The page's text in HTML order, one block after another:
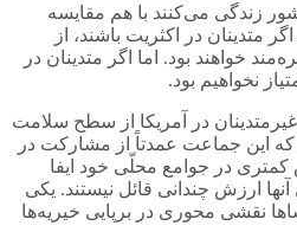
زندگی می‌کنند با هم مقایسه
متدینان در اکثریت باشند، از
خواهند بود. اما اگر متدینان در
نخواهیم بود.
در آمریکا از سطح سلامت
که این جماعت عمدتاً از مشارکت در
در جوامع محلّی خود ایفا
ارزش چندانی قائل نیستند. یکی
نقشی محوری در برپایی خیریه‌ها